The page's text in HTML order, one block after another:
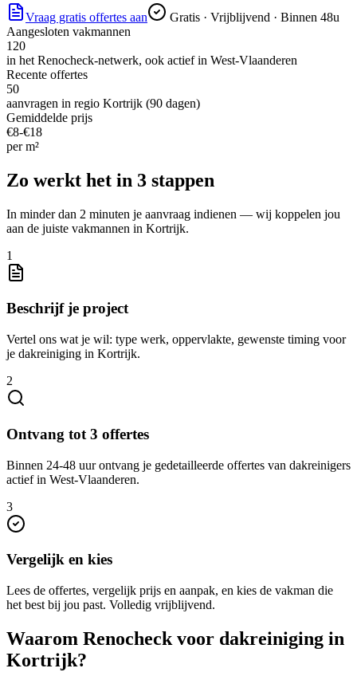
Vraag gratis offertes aan
Gratis · Vrijblijvend · Binnen 48u
Aangesloten vakmannen
120
in het Renocheck-netwerk, ook actief in West-Vlaanderen
Recente offertes
50
aanvragen in regio Kortrijk (90 dagen)
Gemiddelde prijs
€8-€18
perm²
Zo werkt het in 3 stappen
In minder dan 2 minuten je aanvraag indienen — wij koppelen jou
aan de juiste vakmannen in Kortrijk.
1
Beschrijf je project
Vertel ons wat je wil: type werk, oppervlakte, gewenste timing voor
je dakreiniging in Kortrijk.
2
Ontvang tot 3 offertes
Binnen 24-48 uur ontvang je gedetailleerde offertes van dakreinigers
actief in West-Vlaanderen.
3
Vergelijk en kies
Lees de offertes, vergelijk prijs en aanpak, en kies de vakman die
het best bij jou past. Volledig vrijblijvend.
Waarom Renocheck voor dakreiniging in
Kortrijk?